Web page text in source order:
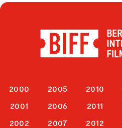
2000
2001
2002
2005
2006
2007
2010
2011
2012